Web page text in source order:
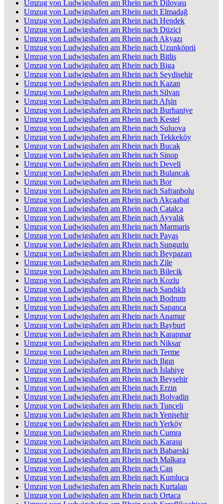
Umzug von Ludwigshafen am Rhein nach Dilovası
Umzug von Ludwigshafen am Rhein nach Elmadağ
Umzug von Ludwigshafen am Rhein nach Hendek
Umzug von Ludwigshafen am Rhein nach Düziçi
Umzug von Ludwigshafen am Rhein nach Akyazı
Umzug von Ludwigshafen am Rhein nach Uzunköprü
Umzug von Ludwigshafen am Rhein nach Bitlis
Umzug von Ludwigshafen am Rhein nach Biga
Umzug von Ludwigshafen am Rhein nach Seydişehir
Umzug von Ludwigshafen am Rhein nach Kazan
Umzug von Ludwigshafen am Rhein nach Silvan
Umzug von Ludwigshafen am Rhein nach Afşin
Umzug von Ludwigshafen am Rhein nach Burhaniye
Umzug von Ludwigshafen am Rhein nach Kestel
Umzug von Ludwigshafen am Rhein nach Suluova
Umzug von Ludwigshafen am Rhein nach Tekkeköy
Umzug von Ludwigshafen am Rhein nach Bucak
Umzug von Ludwigshafen am Rhein nach Sinop
Umzug von Ludwigshafen am Rhein nach Develi
Umzug von Ludwigshafen am Rhein nach Bulancak
Umzug von Ludwigshafen am Rhein nach Bor
Umzug von Ludwigshafen am Rhein nach Safranbolu
Umzug von Ludwigshafen am Rhein nach Akçaabat
Umzug von Ludwigshafen am Rhein nach Çatalca
Umzug von Ludwigshafen am Rhein nach Ayvalık
Umzug von Ludwigshafen am Rhein nach Marmaris
Umzug von Ludwigshafen am Rhein nach Payas
Umzug von Ludwigshafen am Rhein nach Sungurlu
Umzug von Ludwigshafen am Rhein nach Beypazarı
Umzug von Ludwigshafen am Rhein nach Zile
Umzug von Ludwigshafen am Rhein nach Bilecik
Umzug von Ludwigshafen am Rhein nach Kozlu
Umzug von Ludwigshafen am Rhein nach Sandıklı
Umzug von Ludwigshafen am Rhein nach Bodrum
Umzug von Ludwigshafen am Rhein nach Sapanca
Umzug von Ludwigshafen am Rhein nach Anamur
Umzug von Ludwigshafen am Rhein nach Bayburt
Umzug von Ludwigshafen am Rhein nach Karapınar
Umzug von Ludwigshafen am Rhein nach Niksar
Umzug von Ludwigshafen am Rhein nach Terme
Umzug von Ludwigshafen am Rhein nach Ilgın
Umzug von Ludwigshafen am Rhein nach İslahiye
Umzug von Ludwigshafen am Rhein nach Beyşehir
Umzug von Ludwigshafen am Rhein nach Erzin
Umzug von Ludwigshafen am Rhein nach Bolvadin
Umzug von Ludwigshafen am Rhein nach Tunceli
Umzug von Ludwigshafen am Rhein nach Yenişehir
Umzug von Ludwigshafen am Rhein nach Yerköy
Umzug von Ludwigshafen am Rhein nach Çumra
Umzug von Ludwigshafen am Rhein nach Karasu
Umzug von Ludwigshafen am Rhein nach Babaeski
Umzug von Ludwigshafen am Rhein nach Malkara
Umzug von Ludwigshafen am Rhein nach Çan
Umzug von Ludwigshafen am Rhein nach Kumluca
Umzug von Ludwigshafen am Rhein nach Kurtalan
Umzug von Ludwigshafen am Rhein nach Ortaca